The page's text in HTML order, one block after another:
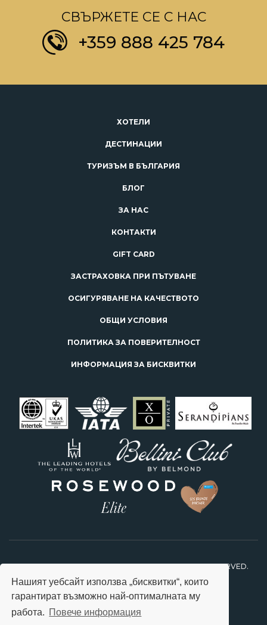
Нашият уебсайт използва „бисквитки“, които
гарантират възможно най-оптималната му
работа. Повече информация
СВЪРЖЕТЕ СЕ С НАС
+359 888 425 784
ХОТЕЛИ
ДЕСТИНАЦИИ
ТУРИЗЪМ В БЪЛГАРИЯ
БЛОГ
ЗА НАС
КОНТАКТИ
GIFT CARD
ЗАСТРАХОВКА ПРИ ПЪТУВАНЕ
ОСИГУРЯВАНЕ НА КАЧЕСТВОТО
ОБЩИ УСЛОВИЯ
ПОЛИТИКА ЗА ПОВЕРИТЕЛНОСТ
ИНФОРМАЦИЯ ЗА БИСКВИТКИ
2026 © STARS TRAVEL FEEL SPECIAL. ALL RIGHTS RESERVED.